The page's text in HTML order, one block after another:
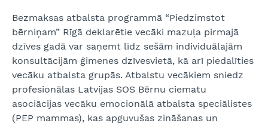
Bezmaksas atbalsta programmā “Piedzimstot
bērniņam” Rīgā deklarētie vecāki mazuļa pirmajā
dzīves gadā var saņemt līdz sešām individuālajām
konsultācijām ģimenes dzīvesvietā, kā arī piedalīties
vecāku atbalsta grupās. Atbalstu vecākiem sniedz
profesionālas Latvijas SOS Bērnu ciematu
asociācijas vecāku emocionālā atbalsta speciālistes
(PEP mammas), kas apguvušas zināšanas un